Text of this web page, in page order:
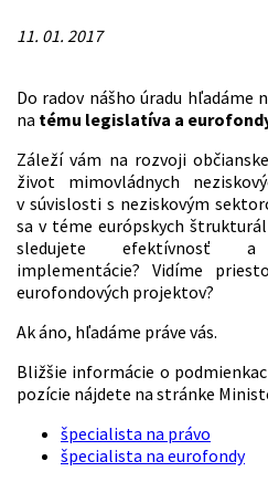
11. 01. 2017
Do radov nášho úradu hľadáme
na tému legislatíva a
Záleží vám na rozvoji
život mimovládnych
v súvislosti s neziskovým
sa v téme európskych
sledujete efektívnosť
implementácie? Vidíme
eurofondových projektov?
Ak áno, hľadáme práve vás.
Bližšie informácie o
pozície nájdete na stránke
špecialista na právo
špecialista na eurofondy